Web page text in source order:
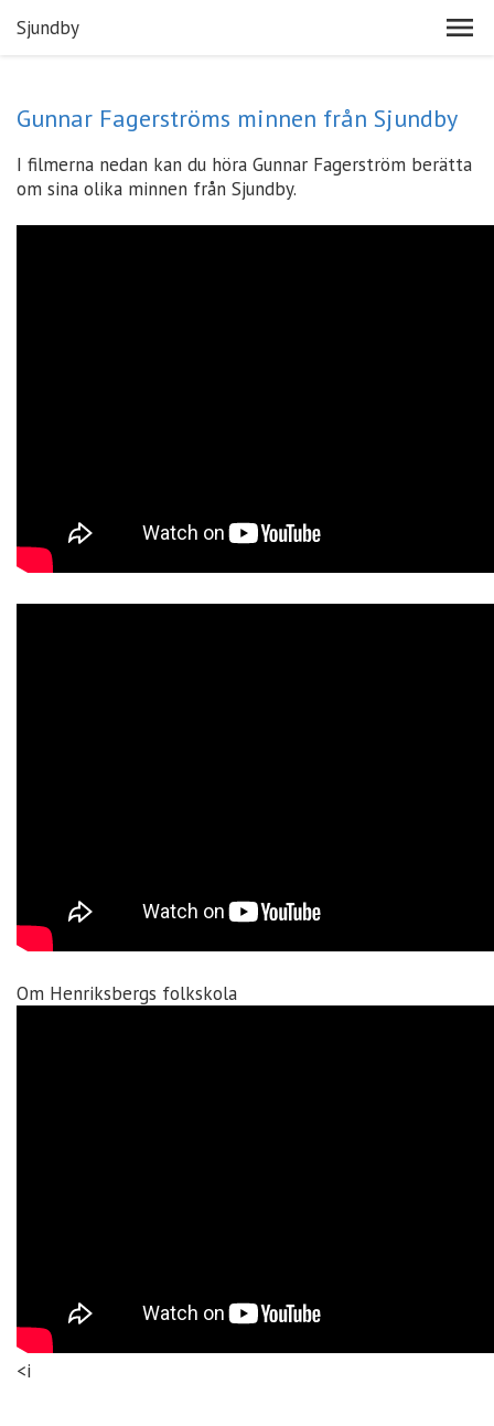
Sjundby
Gunnar Fagerströms minnen från Sjundby
I filmerna nedan kan du höra Gunnar Fagerström berätta
om sina olika minnen från Sjundby.
Om Henriksbergs folkskola
<i